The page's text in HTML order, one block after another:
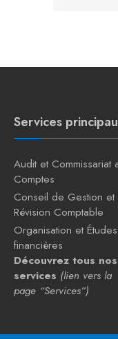
Services
Audit et Commissariat
Comptes
Conseil de Gestion et
Révision Comptable
Organisation et Études
financières
Découvrez tous nos
services (lien vers la
page “Services”)